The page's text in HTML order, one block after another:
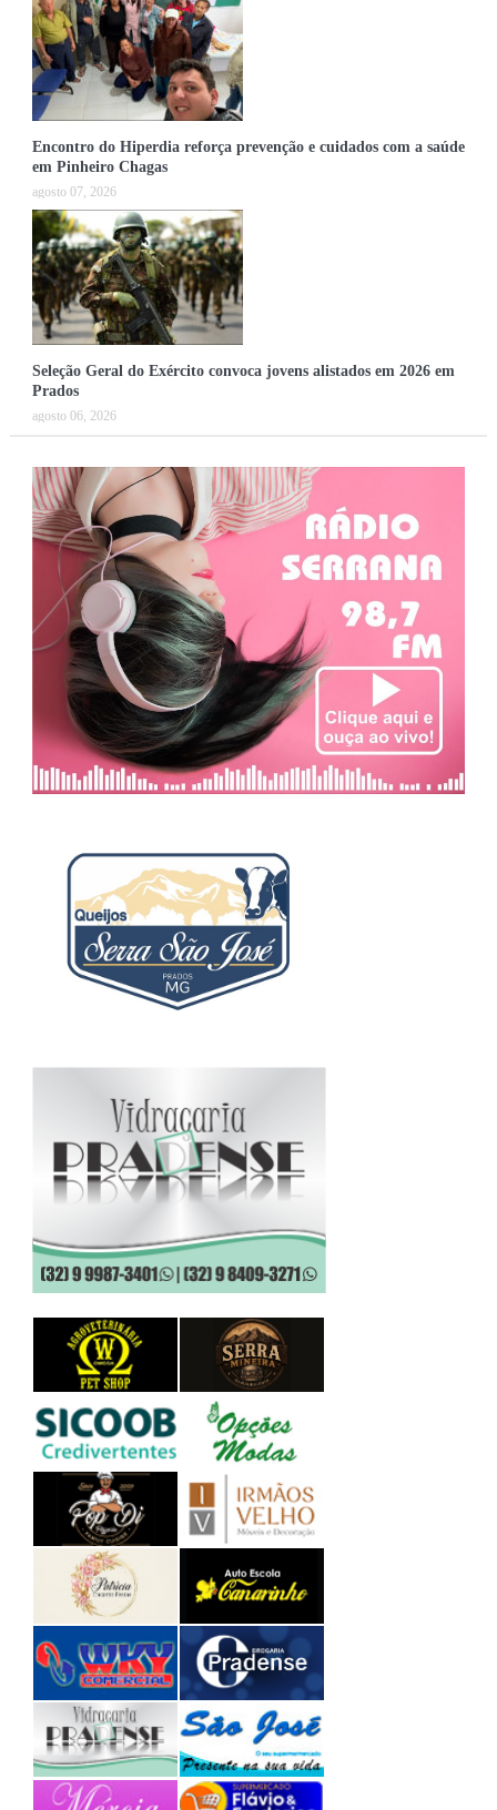
Encontro do Hiperdia reforça prevenção e cuidados com a saúde
em Pinheiro Chagas
agosto 07, 2026
Seleção Geral do Exército convoca jovens alistados em 2026 em
Prados
agosto 06, 2026